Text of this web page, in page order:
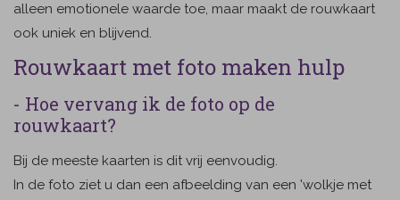
alleen emotionele waarde toe, maar maakt de rouwkaart
ook uniek en blijvend.
Rouwkaart met foto maken hulp
- Hoe vervang ik de foto op de
rouwkaart?
Bij de meeste kaarten is dit vrij eenvoudig.
In de foto ziet u dan een afbeelding van een 'wolkje met